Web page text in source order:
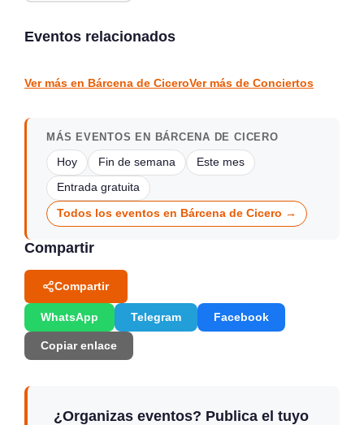
Eventos relacionados
Laredo
Ver más en Bárcena de CiceroVer más de Conciertos
MÁS EVENTOS EN BÁRCENA DE CICERO
Hoy Fin de semana Este mes
Entrada gratuita
Todos los eventos en Bárcena de Cicero →
Compartir
Compartir
WhatsApp Telegram Facebook
Copiar enlace
¿Organizas eventos? Publica el tuyo